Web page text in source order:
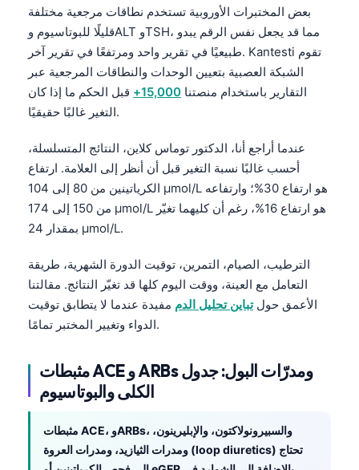
بعض المختبرات الأوروبية تستخدم نطاقات مرجعية مختلفة
قليلًا للبوتاسيوم وALT وTSH، مما قد يجعل نفس الرقم يبدو
طبيعيًا في تقرير واحد ومرتفعًا في تقرير آخر. Kantesti تقوم
الشبكة العصبية بتعيين الوحدات والنطاقات المرجعية عبر
التقارير باستخدام منصتنا 15,000+
قبل الحكم ما إذا كان
التغير غالبًا حقيقيًا.
عندما أراجع أنا، الدكتور توماس كلاين، النتائج المتسلسلة،
أحسب غالبًا نسبة التغير قبل أن أنظر إلى العلامة. ارتفاع
الكرياتينين من 80 إلى 104 µmol/L هو ارتفاع 30%؛ وارتفاعه
من 150 إلى 174 µmol/L هو ارتفاع 16%، رغم أن كليهما تغيّر
بمقدار 24 µmol/L.
الترطيب، الصيام، التمرين، توقيت الدورة الشهرية، طريقة
التعامل مع العينة، ووقت اليوم كلها قد تغيّر النتائج. مقالتنا
الأعمق حولتباين تحليل الدم مفيدة عندما لا يتطابق توقيت
الدواء وتغيير المختبر تمامًا.
مثبطات ACE و ARBs ومدرّات البول: جدول
الكلى والبوتاسيوم
مثبطات ACE، وARBs، والسبيرونولاكتون، والإبليرينون،
ومدرات الثيازيد، ومدرات العروة (loop diuretics) تحتاج